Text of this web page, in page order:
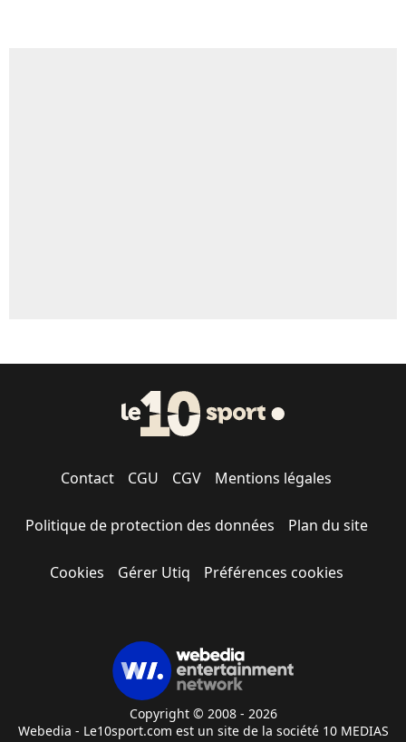
Contact CGU CGV Mentions légales
Politique de protection des données Plan du site
Cookies Gérer Utiq Préférences cookies
Copyright © 2008 - 2026
Webedia - Le10sport.com est un site de la société 10 MEDIAS